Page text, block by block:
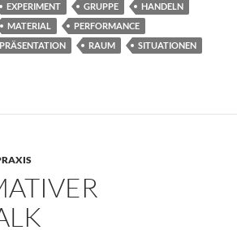
EXPERIMENT GRUPPE
HANDELN
MATERIAL
PERFORMANCE
PRÄSENTATION RAUM
SITUATIONEN